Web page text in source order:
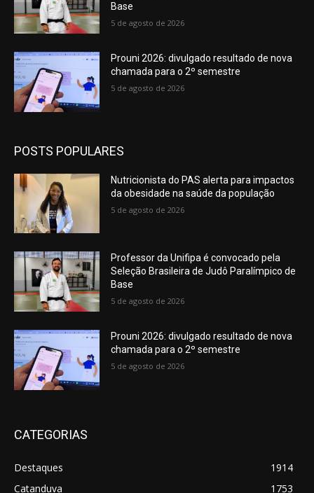
Base
5 de agosto de 2026
Prouni 2026: divulgado resultado de nova
chamada para o 2º semestre
5 de agosto de 2026
POSTS POPULARES
Nutricionista do PAS alerta para impactos
da obesidade na saúde da população
5 de agosto de 2026
Professor da Unifipa é convocado pela
Seleção Brasileira de Judô Paralímpico de
Base
5 de agosto de 2026
Prouni 2026: divulgado resultado de nova
chamada para o 2º semestre
5 de agosto de 2026
CATEGORIAS
Destaques
1914
Catanduva
1753